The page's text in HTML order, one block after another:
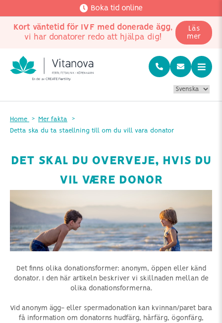
Boka tid online
Kort väntetid för IVF med donerade ägg,
vi har donatorer redo att hjälpa dig!
Läs
mer
Home
Mer fakta
Detta ska du ta staellning till om du vill vara donator
DET SKAL DU OVERVEJE, HVIS DU
VIL VÆRE DONOR
Det finns olika donationsformer: anonym, öppen eller känd
donator. I den här artikeln beskriver vi skillnaden mellan de
olika donationsformerna.
Vid anonym ägg- eller spermadonation kan kvinnan/paret bara
få information om donatorns hudfärg, hårfärg, ögonfärg,